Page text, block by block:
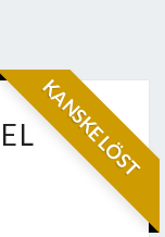
KANSKE LÖST